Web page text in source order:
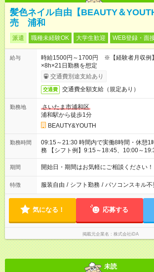
髪色ネイル自由【BEAUTY＆
売 浦和
派遣 職種未経験OK 大学生歓迎 WEB登録・面
給与
時給1500円～1700円 ※【経験者月収例
×8h×21日勤務を想定
交通費別途支給あり
交通費 交通費全額支給（規定あり）
勤務地
さいたま市浦和区
浦和駅から徒歩1分
BEAUTY&YOUTH
勤務時間
09:15～21:30 時間内で実働8時間・休憩1時間30分のシフト制勤
務 【シフト例】9:15～18:45、10:00～
12:00～21:30など
期間 開始日・期間はお気軽にご相談ください！
特徴 服装自由 / シフト勤務 / パソコンスキル不
気になる！ 応募する
掲載元企業名 株式会社iDA
未読